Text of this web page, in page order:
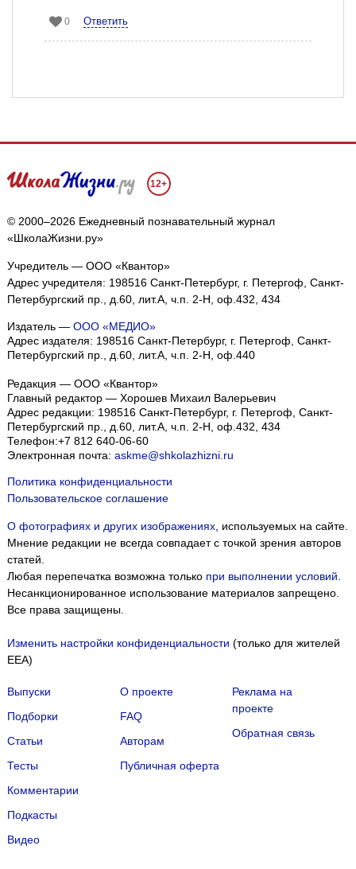
0 Ответить
12+
© 2000–2026 Ежедневный познавательный журнал
«ШколаЖизни.ру»
Учредитель — ООО «Квантор»
Адрес учредителя: 198516 Санкт-Петербург, г. Петергоф, Санкт-
Петербургский пр., д.60, лит.А, ч.п. 2-Н, оф.432, 434
Издатель — ООО «МЕДИО»
Адрес издателя: 198516 Санкт-Петербург, г. Петергоф, Санкт-
Петербургский пр., д.60, лит.А, ч.п. 2-Н, оф.440
Редакция — ООО «Квантор»
Главный редактор — Хорошев Михаил Валерьевич
Адрес редакции: 198516 Санкт-Петербург, г. Петергоф, Санкт-
Петербургский пр., д.60, лит.А, ч.п. 2-Н, оф.432, 434
Телефон:+7 812 640-06-60
Электронная почта: askme@shkolazhizni.ru
Политика конфиденциальности
Пользовательское соглашение
О фотографиях и других изображениях, используемых на сайте.
Мнение редакции не всегда совпадает с точкой зрения авторов
статей.
Любая перепечатка возможна только при выполнении условий.
Несанкционированное использование материалов запрещено.
Все права защищены.
Изменить настройки конфиденциальности (только для жителей
EEA)
Выпуски
Подборки
Статьи
Тесты
Комментарии
Подкасты
Видео
О проекте
FAQ
Авторам
Публичная оферта
Реклама на
проекте
Обратная связь